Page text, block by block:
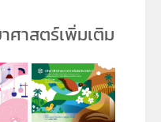
ศาสตร์เพิ่มเติม